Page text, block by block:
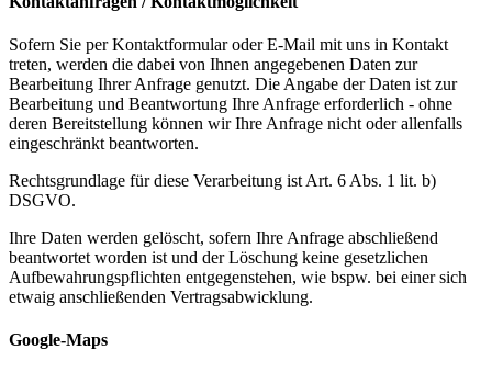
Sofern Sie per Kontaktformular oder E-Mail mit uns in Kontakt
treten, werden die dabei von Ihnen angegebenen Daten zur
Bearbeitung Ihrer Anfrage genutzt. Die Angabe der Daten ist zur
Bearbeitung und Beantwortung Ihre Anfrage erforderlich - ohne
deren Bereitstellung können wir Ihre Anfrage nicht oder allenfalls
eingeschränkt beantworten.
Rechtsgrundlage für diese Verarbeitung ist Art. 6 Abs. 1 lit. b)
DSGVO.
Ihre Daten werden gelöscht, sofern Ihre Anfrage abschließend
beantwortet worden ist und der Löschung keine gesetzlichen
Aufbewahrungspflichten entgegenstehen, wie bspw. bei einer sich
etwaig anschließenden Vertragsabwicklung.
Google-Maps